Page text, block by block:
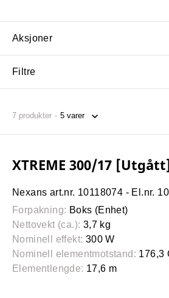
Aksjoner
Filtre
7 produkter
XTREME 300/17
Nexans art.nr. 10118074 - El.nr.
Forpakning: Boks (Enhet)
Nettovekt (ca.): 3,7 kg
Nominell effekt: 300 W
Nominell elementmotstand: 176,3
Elementlengde: 17,6 m